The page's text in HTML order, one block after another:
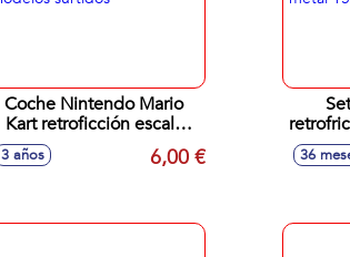
Coche Nintendo Mario
Kart retroficción escala
1:43 - Modelos surtidos
3 años 6,00 € 36